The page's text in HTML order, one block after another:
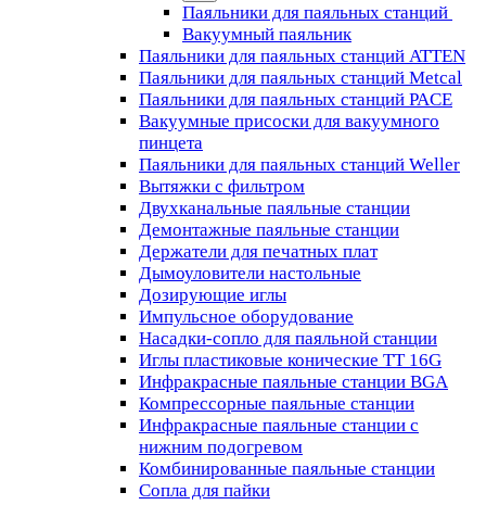
Паяльники для паяльных станций
Вакуумный паяльник
Паяльники для паяльных станций ATTEN
Паяльники для паяльных станций Metcal
Паяльники для паяльных станций PACE
Вакуумные присоски для вакуумного
пинцета
Паяльники для паяльных станций Weller
Вытяжки с фильтром
Двухканальные паяльные станции
Демонтажные паяльные станции
Держатели для печатных плат
Дымоуловители настольные
Дозирующие иглы
Импульсное оборудование
Насадки-сопло для паяльной станции
Иглы пластиковые конические TT 16G
Инфракрасные паяльные станции BGA
Компрессорные паяльные станции
Инфракрасные паяльные станции с
нижним подогревом
Комбинированные паяльные станции
Сопла для пайки